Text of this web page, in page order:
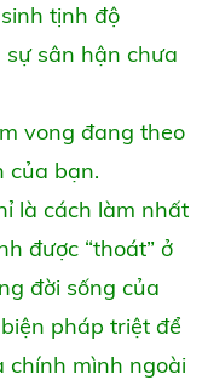
tịnh độ
sân hận chưa
vong đang theo
của bạn.
là cách làm nhất
được “thoát” ở
đời sống của
pháp triệt để
chính mình ngoài